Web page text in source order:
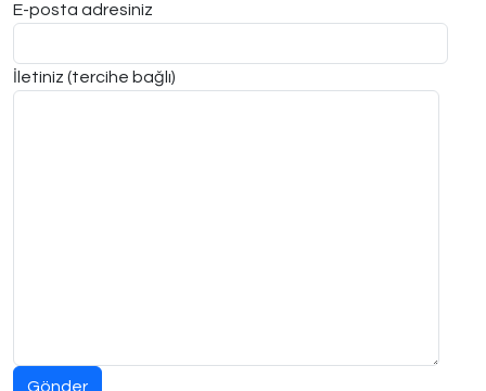
E-posta adresiniz
İletiniz (tercihe bağlı)